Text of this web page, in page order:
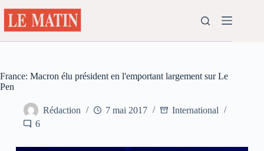
au
contenu
France: Macron élu président en l'emportant largement sur Le
Pen
Rédaction 7 mai 2017
International
6